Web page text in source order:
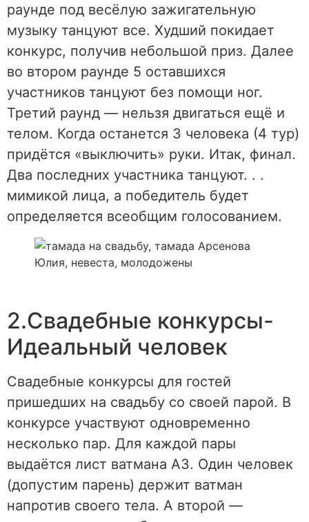
раунде под весёлую зажигательную
музыку танцуют все. Худший покидает
конкурс, получив небольшой приз. Далее
во втором раунде 5 оставшихся
участников танцуют без помощи ног.
Третий раунд — нельзя двигаться ещё и
телом. Когда останется 3 человека (4 тур)
придётся «выключить» руки. Итак, финал.
Два последних участника танцуют. . .
мимикой лица, а победитель будет
определяется всеобщим голосованием.
2.Свадебные конкурсы-
Идеальный человек
Свадебные конкурсы для гостей
пришедших на свадьбу со своей парой. В
конкурсе участвуют одновременно
несколько пар. Для каждой пары
выдаётся лист ватмана А3. Один человек
(допустим парень) держит ватман
напротив своего тела. А второй —